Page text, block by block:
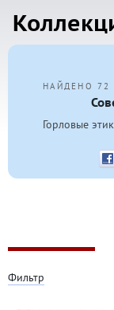
НАЙДЕНО 72
Горловые
Фильтр